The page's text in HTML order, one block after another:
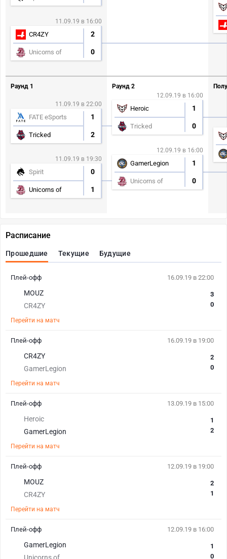
11.09.19 в 16:00
CR4ZY 2
Unicorns of 0
Раунд 1
11.09.19 в 22:00
FATE eSports 1
Tricked 2
11.09.19 в 19:30
Spirit 0
Unicorns of 1
Раунд 2
12.09.19 в 16:00
Heroic 1
Tricked 0
12.09.19 в 16:00
GamerLegion 1
Unicorns of 0
Расписание
Прошедшие Текущие Будущие
16.09.19 в 22:00
MOUZ
CR4ZY
3
0
Перейти на матч
Плей-офф
16.09.19 в 19:00
CR4ZY
GamerLegion
2
0
Перейти на матч
Плей-офф
13.09.19 в 15:00
Heroic
GamerLegion
1
2
Перейти на матч
Плей-офф
12.09.19 в 19:00
MOUZ
CR4ZY
2
1
Перейти на матч
Плей-офф
12.09.19 в 16:00
GamerLegion
1
0
Плей-офф